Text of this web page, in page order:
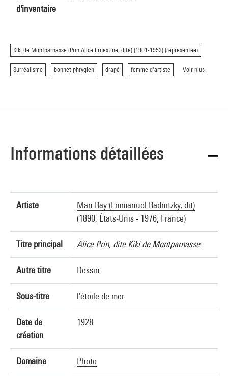
d'inventaire
Kiki de Montparnasse (Prin Alice Ernestine, dite) (1901-1953) (représentée)
Surréalisme bonnet phrygien drapé femme d'artiste Voir plus
Informations détaillées
Artiste
Man Ray (Emmanuel Radnitzky, dit)
(1890, États-Unis - 1976, France)
Titre principal Alice Prin, dite Kiki de Montparnasse
Autre titre Dessin
Sous-titre l'étoile de mer
Date de
création
1928
Domaine Photo